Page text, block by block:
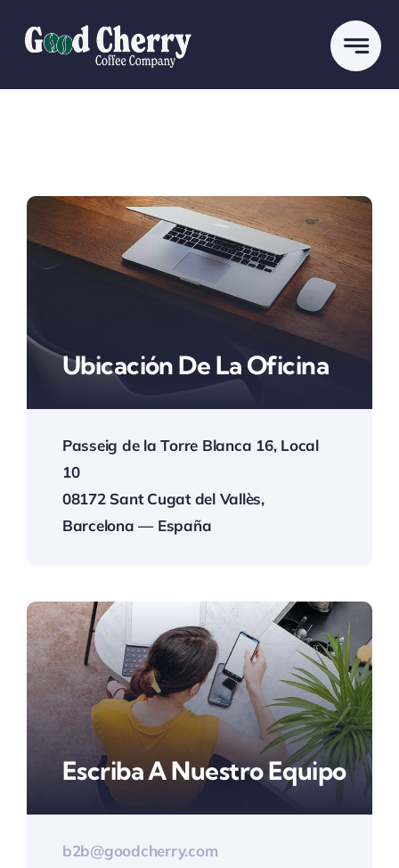
Ubicación De La Oficina
Passeig de la Torre Blanca 16, Local
10
08172 Sant Cugat del Vallès,
Barcelona — España
Escriba A Nuestro Equipo
b2b@goodcherry.com